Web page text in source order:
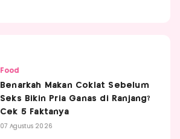
Food
Benarkah Makan Coklat Sebelum
Seks Bikin Pria Ganas di Ranjang?
Cek 5 Faktanya
07 Agustus 2026